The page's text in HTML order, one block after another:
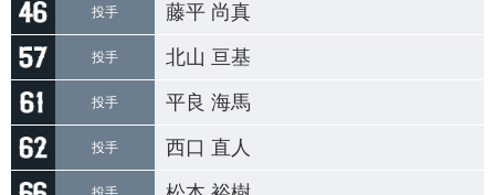
投手 藤平 尚真
投手 北山 亘基
投手 平良 海馬
投手 西口 直人